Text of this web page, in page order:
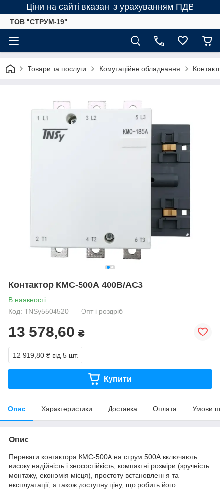
Ціни на сайті вказані з урахуванням ПДВ
ТОВ "СТРУМ-19"
Товари та послуги Комутаційне обладнання
Контактор КМС-500А 400В/АС3
В наявності
Код: TNSy5504520
Опт і роздріб
13 578,60 ₴
12 919,80 ₴ від 5 шт.
Купити
Опис Характеристики Доставка Оплата Умови
Опис
Переваги контактора КМС-500А на струм 500А включають
високу надійність і зносостійкість, компактні розміри (зручність
монтажу, економія місця), простоту встановлення та
експлуатації, а також доступну ціну, що робить його